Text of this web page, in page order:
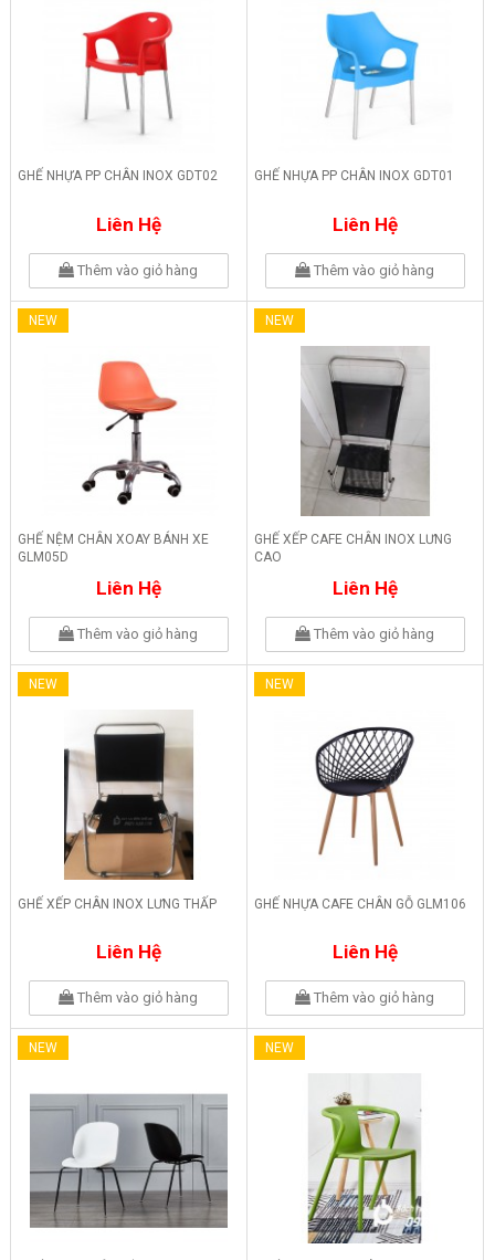
GHẾ NHỰA PP CHÂN INOX GDT02
Liên Hệ
Thêm vào giỏ hàng
GHẾ NHỰA PP CHÂN INOX GDT01
Liên Hệ
Thêm vào giỏ hàng
NEW
GHẾ NỆM CHÂN XOAY BÁNH XE
GLM05D
Liên Hệ
Thêm vào giỏ hàng
NEW
GHẾ XẾP CAFE CHÂN INOX LƯNG
CAO
Liên Hệ
Thêm vào giỏ hàng
NEW
GHẾ XẾP CHÂN INOX LƯNG THẤP
Liên Hệ
Thêm vào giỏ hàng
NEW
GHẾ NHỰA CAFE CHÂN GỖ GLM106
Liên Hệ
Thêm vào giỏ hàng
NEW NEW